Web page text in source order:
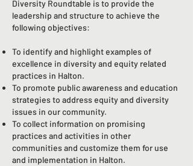
Diversity Roundtable is to provide the
leadership and structure to achieve the
following objectives:
To identify and highlight examples of
excellence in diversity and equity related
practices in Halton.
To promote public awareness and education
strategies to address equity and diversity
issues in our community.
To collect information on promising
practices and activities in other
communities and customize them for use
and implementation in Halton.